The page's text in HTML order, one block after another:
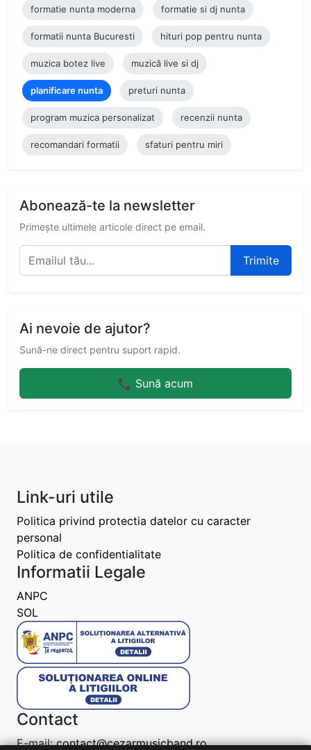
formatie nunta moderna formatie si dj nunta
formatii nunta Bucuresti hituri pop pentru nunta
muzica botez live muzică live si dj
planificare nunta preturi nunta
program muzica personalizat recenzii nunta
recomandari formatii sfaturi pentru miri
Abonează-te la newsletter
Primește ultimele articole direct pe email.
Trimite
Ai nevoie de ajutor?
Sună-ne direct pentru suport rapid.
📞 Sună acum
Link-uri utile
Politica privind protectia datelor cu caracter
personal
Politica de confidentialitate
Informatii Legale
ANPC
SOL
Contact
E-mail:contact@cezarmusicband.ro